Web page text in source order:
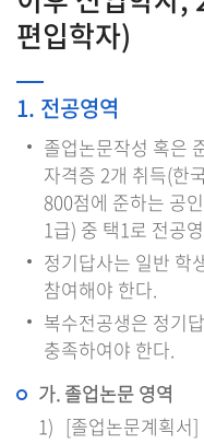
편입학자)
1. 전공영역
졸업논문작성 혹은
자격증 2개 취득(한
800점에 준하는 공
1급) 중 택1로 전공
정기답사는 일반 학
참여해야 한다.
복수전공생은 정기
충족하여야 한다.
가. 졸업논문 영역
[졸업논문계획서]